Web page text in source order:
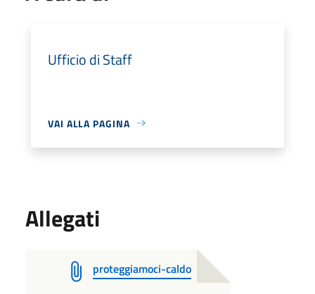
Ufficio di Staff
VAI ALLA PAGINA
Allegati
proteggiamoci-caldo